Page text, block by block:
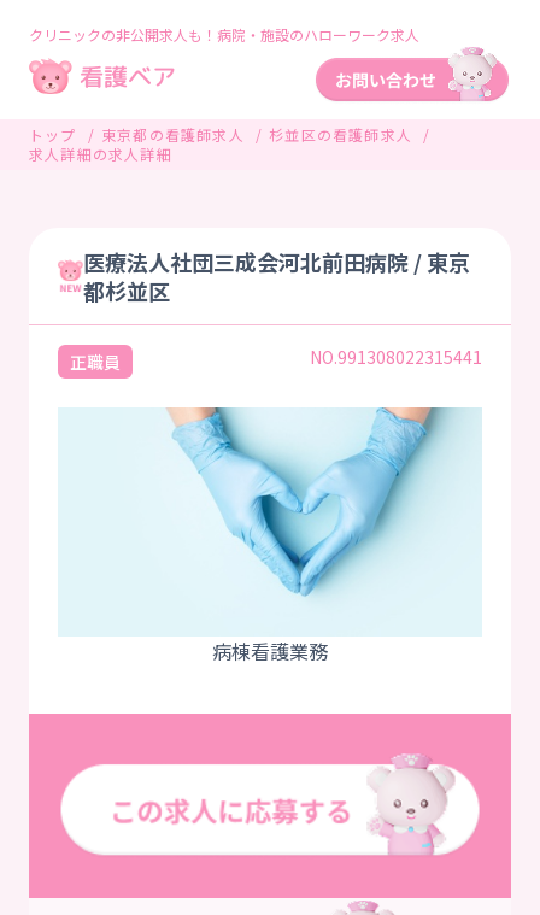
クリニックの非公開求人も！病院・施設のハローワーク求人
トップ 東京都の看護師求人
杉並区の看護師求人
求人詳細の求人詳細
医療法人社団三成会河北前田病院 / 東京
都杉並区
正職員 NO.991308022315441